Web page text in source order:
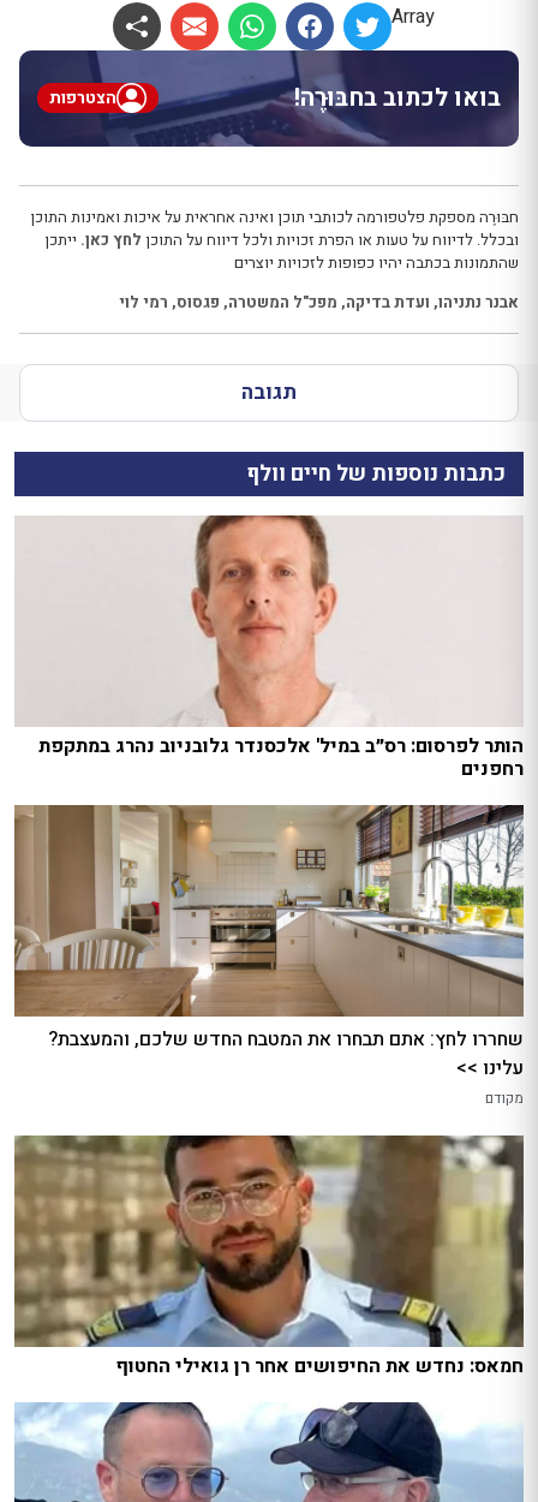
Array
בואו לכתוב בחבּוּרֶה! הצטרפות
חבּוּרֶה מספקת פלטפורמה לכותבי תוכן ואינה אחראית על איכות ואמינות התוכן
ובכלל. לדיווח על טעות או הפרת זכויות ולכל דיווח על התוכן לחץ כאן. ייתכן
שהתמונות בכתבה יהיו כפופות לזכויות יוצרים
אבנר נתניהו, ועדת בדיקה, מפכ"ל המשטרה, פגסוס, רמי לוי
תגובה
כתבות נוספות של חיים וולף
הותר לפרסום: רס״ב במיל' אלכסנדר גלובניוב נהרג במתקפת
רחפנים
שחררו לחץ: אתם תבחרו את המטבח החדש שלכם, והמעצבת?
עלינו >>
מקודם
חמאס: נחדש את החיפושים אחר רן גואילי החטוף